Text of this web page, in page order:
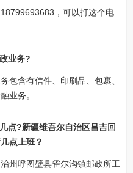
，可以打这个电
业务?
包含有信件、印刷品、包裹、
业务。
点?新疆维吾尔自治区昌吉回
点上班？
州呼图壁县雀尔沟镇邮政所工